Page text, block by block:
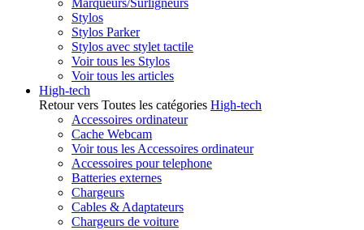
Marqueurs/Surligneurs
Stylos
Stylos Parker
Stylos avec stylet tactile
Voir tous les Stylos
Voir tous les articles
High-tech
Retour vers Toutes les catégories High-tech
Accessoires ordinateur
Cache Webcam
Voir tous les Accessoires ordinateur
Accessoires pour telephone
Batteries externes
Chargeurs
Cables & Adaptateurs
Chargeurs de voiture